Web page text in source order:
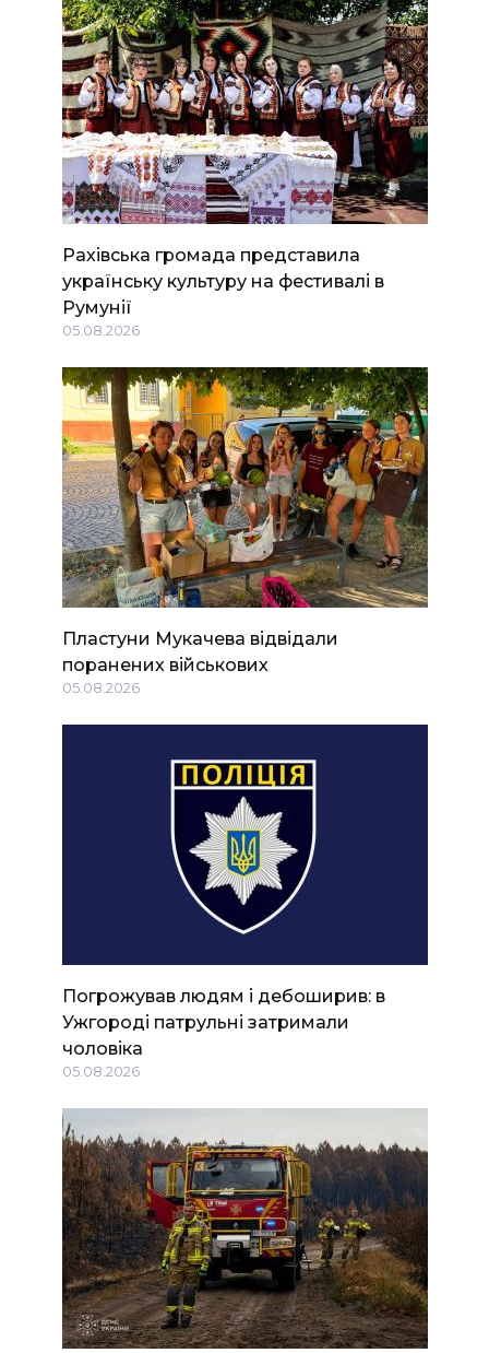
Рахівська громада представила
українську культуру на фестивалі в
Румунії
05.08.2026
Пластуни Мукачева відвідали
поранених військових
05.08.2026
Погрожував людям і дебоширив: в
Ужгороді патрульні затримали
чоловіка
05.08.2026